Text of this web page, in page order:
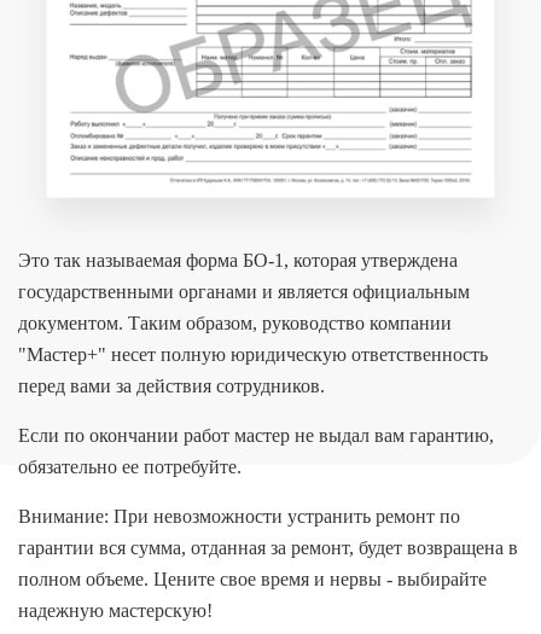
Это так называемая форма БО-1, которая утверждена
государственными органами и является официальным
документом. Таким образом, руководство компании
"Мастер+" несет полную юридическую ответственность
перед вами за действия сотрудников.
Если по окончании работ мастер не выдал вам гарантию,
обязательно ее потребуйте.
Внимание: При невозможности устранить ремонт по
гарантии вся сумма, отданная за ремонт, будет возвращена в
полном объеме. Цените свое время и нервы - выбирайте
надежную мастерскую!